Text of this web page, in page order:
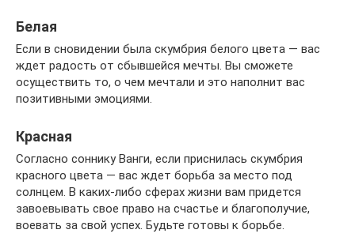
Белая
Если в сновидении была скумбрия белого цвета — вас
ждет радость от сбывшейся мечты. Вы сможете
осуществить то, о чем мечтали и это наполнит вас
позитивными эмоциями.
Красная
Согласно соннику Ванги, если приснилась скумбрия
красного цвета — вас ждет борьба за место под
солнцем. В каких-либо сферах жизни вам придется
завоевывать свое право на счастье и благополучие,
воевать за свой успех. Будьте готовы к борьбе.